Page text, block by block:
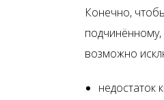
Конечно,
возможно
недостаток